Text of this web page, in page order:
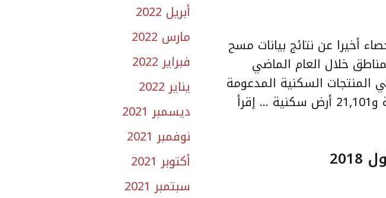
العامة للإحصاء أخيرا عن نتائج بيانات مسح
خلال العام الماضي
المنتجات السكنية المدعومة
إقرأ
أبريل 2022
مارس 2022
فبراير 2022
يناير 2022
ديسمبر 2021
نوفمبر 2021
أكتوبر 2021
سبتمبر 2021